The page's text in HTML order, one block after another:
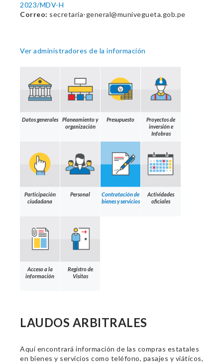
2023/MDV-H
Correo: secretaria-general@munivegueta.gob.pe
Ver administradores de la información
Datos generales
Planeamiento y
organización
Presupuesto
Proyectos de
inversión e
Infobras
Participación
ciudadana
Personal
Contratación de
bienes y servicios
Actividades
oficiales
Acceso a la
información
Registro de
Visitas
LAUDOS ARBITRALES
Aquí encontrará información de las compras estatales
en bienes y servicios como teléfono, pasajes y viáticos,